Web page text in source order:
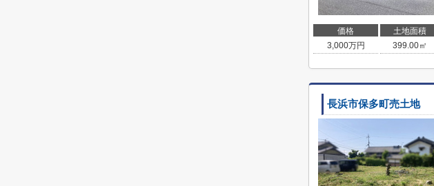
価格 土地面積
3,000万円 399.00㎡
長浜市保多町売土地